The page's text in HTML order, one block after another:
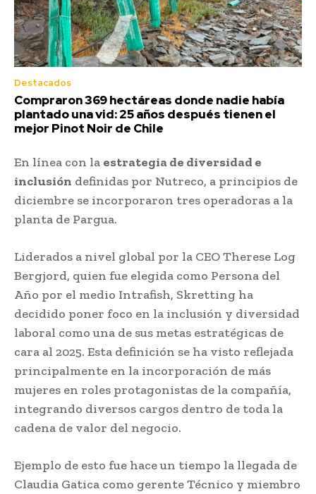
Destacados
Compraron 369 hectáreas donde nadie había
plantado una vid: 25 años después tienen el
mejor Pinot Noir de Chile
En línea con la estrategia de diversidad e
inclusión definidas por Nutreco, a principios de
diciembre se incorporaron tres operadoras a la
planta de Pargua.
Liderados a nivel global por la CEO Therese Log
Bergjord, quien fue elegida como Persona del
Año por el medio Intrafish, Skretting ha
decidido poner foco en la inclusión y diversidad
laboral como una de sus metas estratégicas de
cara al 2025. Esta definición se ha visto reflejada
principalmente en la incorporación de más
mujeres en roles protagonistas de la compañía,
integrando diversos cargos dentro de toda la
cadena de valor del negocio.
Ejemplo de esto fue hace un tiempo la llegada de
Claudia Gatica como gerente Técnico y miembro